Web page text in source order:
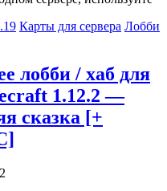
Карты для сервера Лобби
лобби / хаб для
1.12.2 —
сказка [+